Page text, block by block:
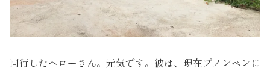
同行したへローさん。元気です。彼は、現在プノンペンに